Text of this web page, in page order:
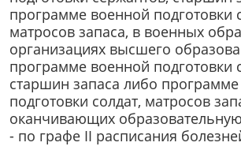
программе военной подготовки
матросов запаса, в военных
организациях высшего
программе военной подготовки
старшин запаса либо
подготовки солдат, матросов
оканчивающих
- по графе II расписания